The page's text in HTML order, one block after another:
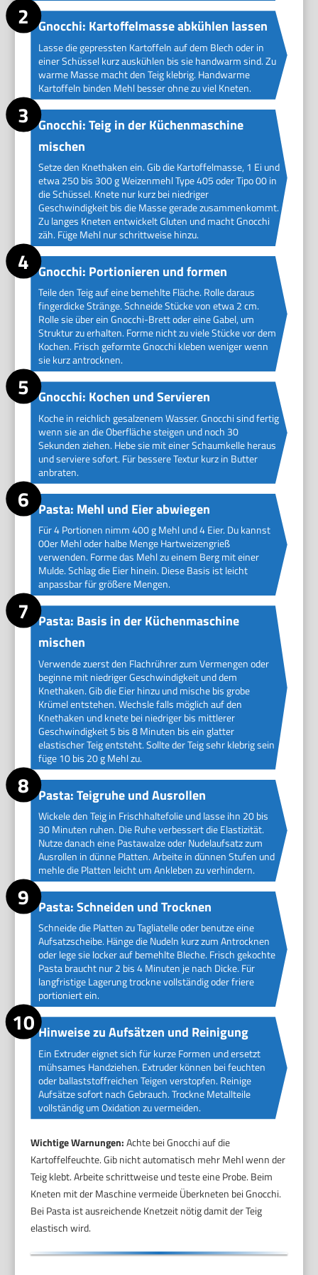
Gnocchi: Kartoffelmasse abkühlen lassen
Lasse die gepressten Kartoffeln auf dem Blech oder in
einer Schüssel kurz auskühlen bis sie handwarm sind. Zu
warme Masse macht den Teig klebrig. Handwarme
Kartoffeln binden Mehl besser ohne zu viel Kneten.
Gnocchi: Teig in der Küchenmaschine
mischen
Setze den Knethaken ein. Gib die Kartoffelmasse, 1 Ei und
etwa 250 bis 300 g Weizenmehl Type 405 oder Tipo 00 in
die Schüssel. Knete nur kurz bei niedriger
Geschwindigkeit bis die Masse gerade zusammenkommt.
Zu langes Kneten entwickelt Gluten und macht Gnocchi
zäh. Füge Mehl nur schrittweise hinzu.
Gnocchi: Portionieren und formen
Teile den Teig auf eine bemehlte Fläche. Rolle daraus
fingerdicke Stränge. Schneide Stücke von etwa 2 cm.
Rolle sie über ein Gnocchi-Brett oder eine Gabel, um
Struktur zu erhalten. Forme nicht zu viele Stücke vor dem
Kochen. Frisch geformte Gnocchi kleben weniger wenn
sie kurz antrocknen.
Gnocchi: Kochen und Servieren
Koche in reichlich gesalzenem Wasser. Gnocchi sind fertig
wenn sie an die Oberfläche steigen und noch 30
Sekunden ziehen. Hebe sie mit einer Schaumkelle heraus
und serviere sofort. Für bessere Textur kurz in Butter
anbraten.
Pasta: Mehl und Eier abwiegen
Für 4 Portionen nimm 400 g Mehl und 4 Eier. Du kannst
00er Mehl oder halbe Menge Hartweizengrieß
verwenden. Forme das Mehl zu einem Berg mit einer
Mulde. Schlag die Eier hinein. Diese Basis ist leicht
anpassbar für größere Mengen.
Pasta: Basis in der Küchenmaschine
mischen
Verwende zuerst den Flachrührer zum Vermengen oder
beginne mit niedriger Geschwindigkeit und dem
Knethaken. Gib die Eier hinzu und mische bis grobe
Krümel entstehen. Wechsle falls möglich auf den
Knethaken und knete bei niedriger bis mittlerer
Geschwindigkeit 5 bis 8 Minuten bis ein glatter
elastischer Teig entsteht. Sollte der Teig sehr klebrig sein
füge 10 bis 20 g Mehl zu.
Pasta: Teigruhe und Ausrollen
Wickele den Teig in Frischhaltefolie und lasse ihn 20 bis
30 Minuten ruhen. Die Ruhe verbessert die Elastizität.
Nutze danach eine Pastawalze oder Nudelaufsatz zum
Ausrollen in dünne Platten. Arbeite in dünnen Stufen und
mehle die Platten leicht um Ankleben zu verhindern.
Pasta: Schneiden und Trocknen
Schneide die Platten zu Tagliatelle oder benutze eine
Aufsatzscheibe. Hänge die Nudeln kurz zum Antrocknen
oder lege sie locker auf bemehlte Bleche. Frisch gekochte
Pasta braucht nur 2 bis 4 Minuten je nach Dicke. Für
langfristige Lagerung trockne vollständig oder friere
portioniert ein.
Hinweise zu Aufsätzen und Reinigung
Ein Extruder eignet sich für kurze Formen und ersetzt
mühsames Handziehen. Extruder können bei feuchten
oder ballaststoffreichen Teigen verstopfen. Reinige
Aufsätze sofort nach Gebrauch. Trockne Metallteile
vollständig um Oxidation zu vermeiden.
Wichtige Warnungen:Achte bei Gnocchi auf die
Kartoffelfeuchte. Gib nicht automatisch mehr Mehl wenn der
Teig klebt. Arbeite schrittweise und teste eine Probe. Beim
Kneten mit der Maschine vermeide Überkneten bei Gnocchi.
Bei Pasta ist ausreichende Knetzeit nötig damit der Teig
elastisch wird.